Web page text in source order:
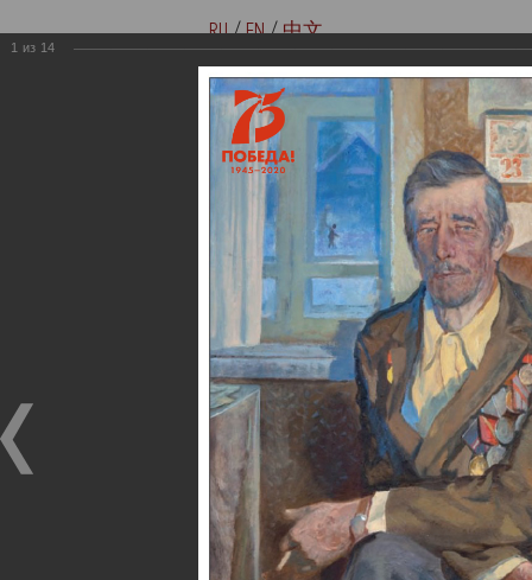
RU/EN/中文
Версия для слабовидящих
Музей-мемориал В. И. Ленина
Мемориальные музеи семьи
Ульяновых
«Домики на Стрелецкой»
1 из 14